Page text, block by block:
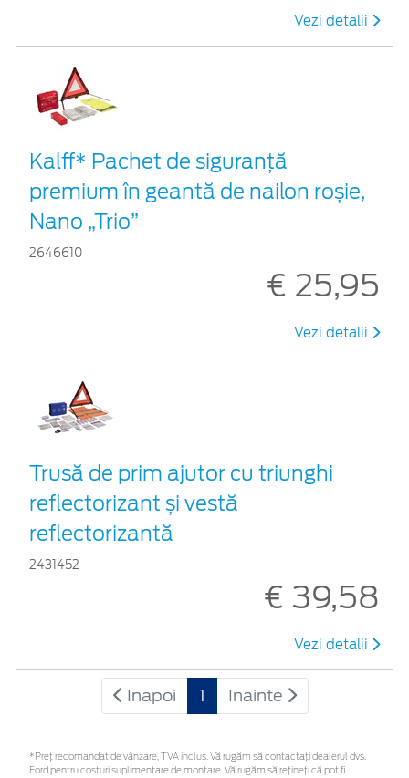
Vezi detalii
Kalff* Pachet de siguranţă
premium în geantă de nailon roșie,
Nano „Trio”
2646610
€ 25,95
Vezi detalii
Trusă de prim ajutor cu triunghi
reflectorizant și vestă
reflectorizantă
2431452
€ 39,58
Vezi detalii
Inapoi 1 Inainte
*Preţ recomandat de vânzare, TVA inclus. Vă rugăm să contactaţi dealerul dvs.
Ford pentru costuri suplimentare de montare. Vă rugăm să rețineți că pot fi